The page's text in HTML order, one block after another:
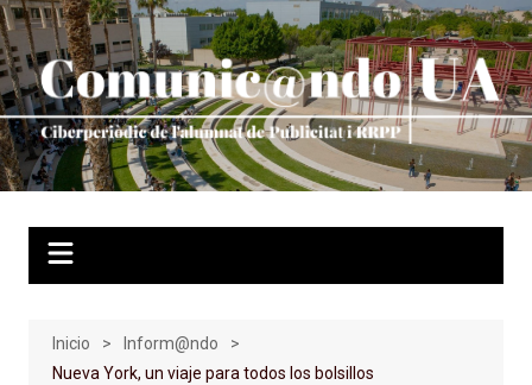
Saltar
al
contenido
Inicio
Inform@ndo
Nueva York, un viaje para todos los bolsillos